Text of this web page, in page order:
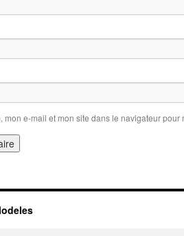
mon e-mail et mon site dans le navigateur